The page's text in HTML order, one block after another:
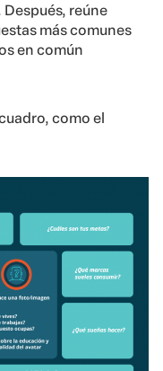
reúne
más comunes
en común
como el